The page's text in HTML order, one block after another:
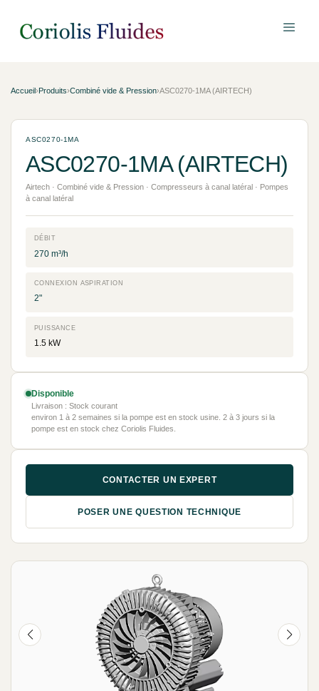
Accueil›Produits›Combiné vide & Pression›ASC0270-1MA (AIRTECH)
ASC0270-1MA
ASC0270-1MA (AIRTECH)
Airtech · Combiné vide & Pression · Compresseurs à canal latéral · Pompes
à canal latéral
DÉBIT
270 m³/h
CONNEXION ASPIRATION
2"
PUISSANCE
1.5 kW
Disponible
Livraison : Stock courant
environ 1 à 2 semaines si la pompe est en stock usine. 2 à 3 jours si la
pompe est en stock chez Coriolis Fluides.
CONTACTER UN EXPERT
POSER UNE QUESTION TECHNIQUE